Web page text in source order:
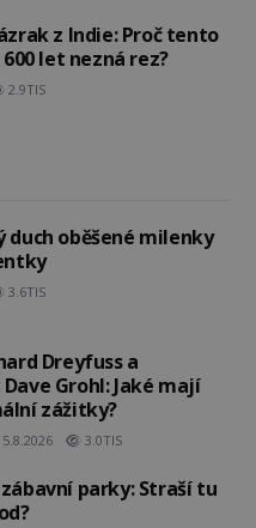
z Indie: Proč tento
600 let nezná rez?
2.9TIS
duch oběšené milenky
3.6TIS
Dreyfuss a
Grohl: Jaké mají
zážitky?
5.8.2026 3.0TIS
parky: Straší tu